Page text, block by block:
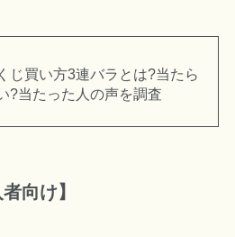
じ買い方3連バラとは?当たら
?当たった人の声を調査
向け】